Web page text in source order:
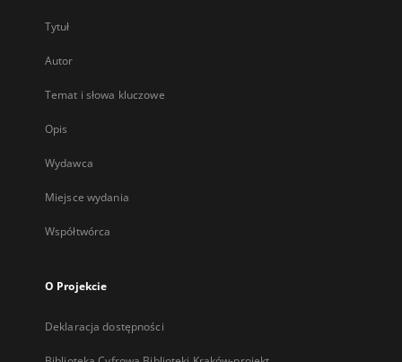
Tytuł
Autor
Temat i słowa kluczowe
Opis
Wydawca
Miejsce wydania
Współtwórca
O Projekcie
Deklaracja dostępności